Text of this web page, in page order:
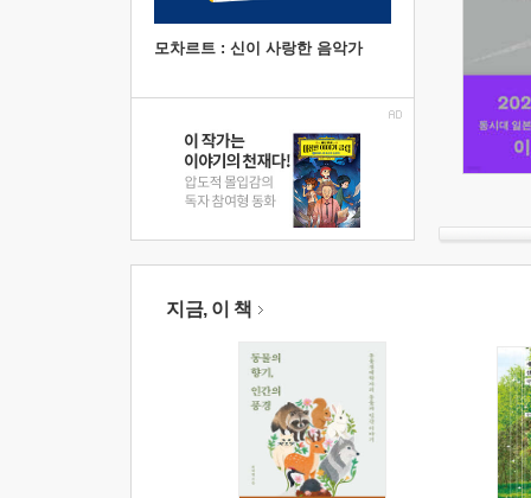
모차르트 : 신이 사랑한 음악가
지금, 이 책